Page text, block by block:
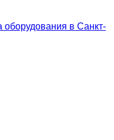
в Санкт-